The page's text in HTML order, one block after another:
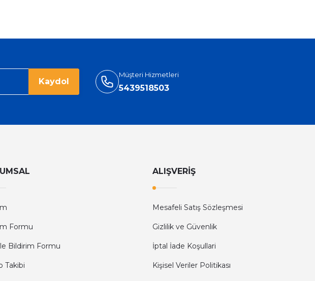
Kaydol
Müşteri Hizmetleri
5439518503
Formu
Bildirim Formu
Takibi
ALIŞVERİŞ
Mesafeli Satış Sözleşmesi
Gizlilik ve Güvenlik
İptal İade Koşullari
Kişisel Veriler Politikası